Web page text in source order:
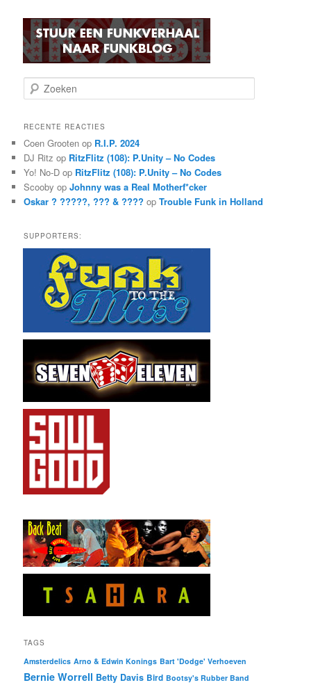
o
k
n
RECENTE REACTIES
Coen Grooten op R.I.P. 2024
DJ Ritz op RitzFlitz (108): P.Unity – No Codes
Yo! No-D op RitzFlitz (108): P.Unity – No Codes
Scooby opJohnny was a Real Motherf*cker
Oskar ? ?????, ??? & ???? opTrouble Funk in Holland
SUPPORTERS:
TAGS
Amsterdelics Arno & Edwin Konings Bart 'Dodge' Verhoeven
Bernie Worrell Betty Davis Bird Bootsy's Rubber Band